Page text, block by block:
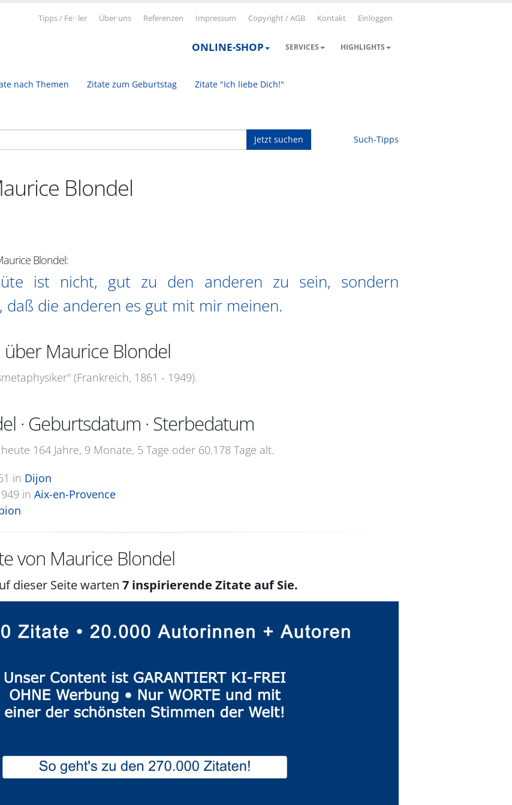
Tipps / Fe ler Über uns Referenzen Impressum Copyright / AGB Kontakt Einloggen
ONLINE-SHOP SERVICES HIGHLIGHTS
nach Themen Zitate zum Geburtstag Zitate "Ich liebe Dich!"
Jetzt suchen Such-Tipps
Blondel
Blondel:
ist nicht, gut zu den anderen zu sein, sondern
daß die anderen es gut mit mir meinen.
Maurice Blondel
(Frankreich, 1861 - 1949).
· Geburtsdatum · Sterbedatum
164 Jahre, 9 Monate, 5 Tage oder 60.178 Tage alt.
in Dijon
in Aix-en-Provence
von Maurice Blondel
dieser Seite warten7 inspirierende Zitate auf Sie.